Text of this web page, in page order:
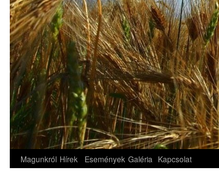
Magunkról Hírek Események Galéria Kapcsolat